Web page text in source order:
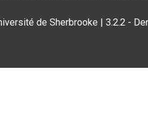
de Sherbrooke |3.2.2 -